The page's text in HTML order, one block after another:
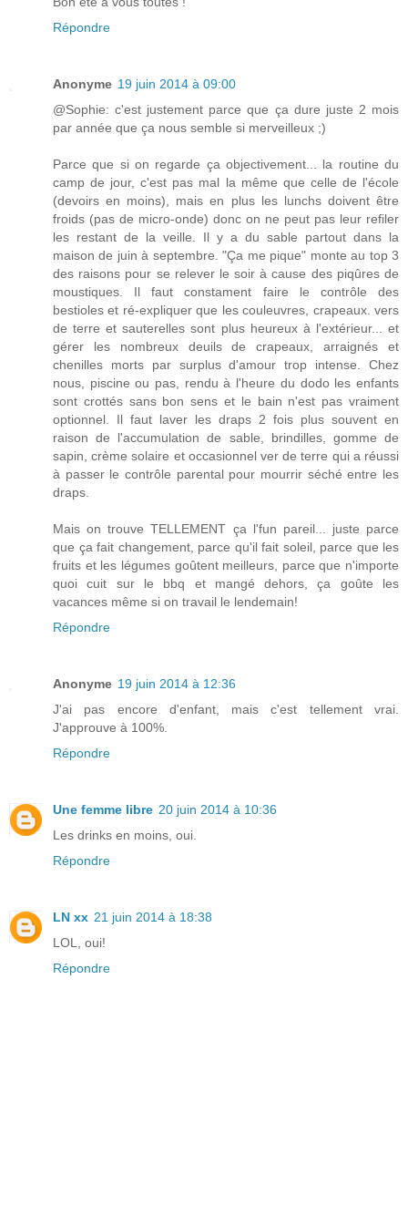
Répondre
Anonyme 19 juin 2014 à 09:00
@Sophie: c'est justement parce que ça dure juste 2 mois
par année que ça nous semble si merveilleux ;)
Parce que si on regarde ça objectivement... la routine du
camp de jour, c'est pas mal la même que celle de l'école
(devoirs en moins), mais en plus les lunchs doivent être
froids (pas de micro-onde) donc on ne peut pas leur refiler
les restant de la veille. Il y a du sable partout dans la
maison de juin à septembre. "Ça me pique" monte au top 3
des raisons pour se relever le soir à cause des piqûres de
moustiques. Il faut constament faire le contrôle des
bestioles et ré-expliquer que les couleuvres, crapeaux. vers
de terre et sauterelles sont plus heureux à l'extérieur... et
gérer les nombreux deuils de crapeaux, arraignés et
chenilles morts par surplus d'amour trop intense. Chez
nous, piscine ou pas, rendu à l'heure du dodo les enfants
sont crottés sans bon sens et le bain n'est pas vraiment
optionnel. Il faut laver les draps 2 fois plus souvent en
raison de l'accumulation de sable, brindilles, gomme de
sapin, crème solaire et occasionnel ver de terre qui a réussi
à passer le contrôle parental pour mourrir séché entre les
draps.
Mais on trouve TELLEMENT ça l'fun pareil... juste parce
que ça fait changement, parce qu'il fait soleil, parce que les
fruits et les légumes goûtent meilleurs, parce que n'importe
quoi cuit sur le bbq et mangé dehors, ça goûte les
vacances même si on travail le lendemain!
Répondre
Anonyme 19 juin 2014 à 12:36
J'ai pas encore d'enfant, mais c'est tellement vrai.
J'approuve à 100%.
Répondre
Une femme libre 20 juin 2014 à 10:36
Les drinks en moins, oui.
Répondre
LN xx 21 juin 2014 à 18:38
LOL, oui!
Répondre